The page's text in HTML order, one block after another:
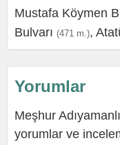
Mustafa Köymen
Bulvarı (471 m.),
Yorumlar
Meşhur
yorumlar ve